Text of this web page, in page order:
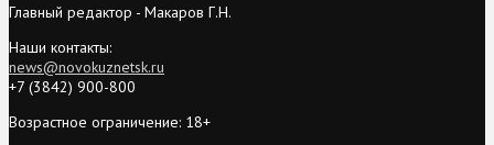
Главный редактор - Макаров Г.Н.
Наши контакты:
news@novokuznetsk.ru
+7 (3842) 900-800
Возрастное ограничение: 18+